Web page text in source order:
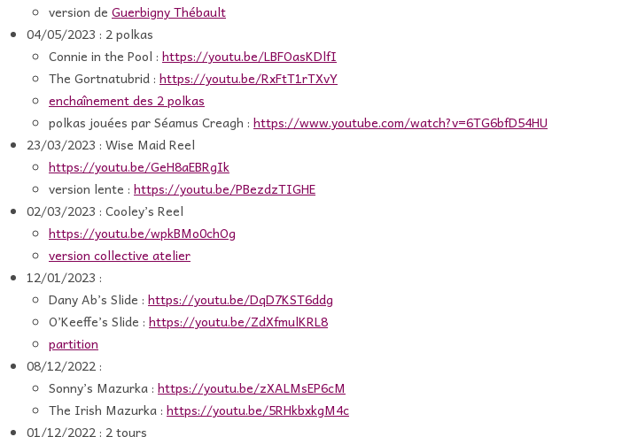
version de Guerbigny Thébault
04/05/2023 : 2 polkas
Connie in the Pool : https://youtu.be/LBFOasKDlfI
The Gortnatubrid : https://youtu.be/RxFtT1rTXvY
enchaînement des 2 polkas
polkas jouées par Séamus Creagh : https://www.youtube.com/watch?v=6TG6bfD54HU
23/03/2023 : Wise Maid Reel
https://youtu.be/GeH8aEBRgIk
version lente : https://youtu.be/PBezdzTIGHE
02/03/2023 : Cooley’s Reel
https://youtu.be/wpkBMo0chOg
version collective atelier
12/01/2023 :
Dany Ab’s Slide : https://youtu.be/DqD7KST6ddg
O’Keeffe’s Slide : https://youtu.be/ZdXfmulKRL8
partition
08/12/2022 :
Sonny’s Mazurka : https://youtu.be/zXALMsEP6cM
The Irish Mazurka : https://youtu.be/5RHkbxkgM4c
01/12/2022 : 2 tours